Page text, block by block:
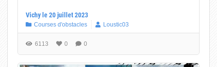
Vichy le 20 juillet 2023
Courses d'obstacles Loustic03
6113 0 0